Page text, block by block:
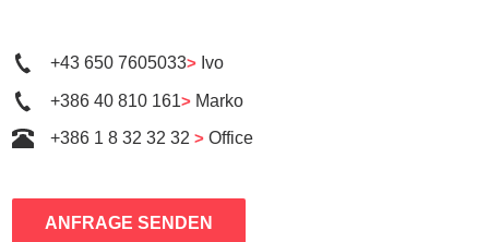
+43 650 7605033> Ivo
+386 40 810 161> Marko
+386 1 8 32 32 32> Office
ANFRAGE SENDEN